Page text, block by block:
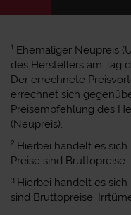
1 Ehemaliger Neupreis
des Herstellers am Tag
Der errechnete
errechnet sich
Preisempfehlung des
(Neupreis).
2 Hierbei handelt es
Preise sind
3 Hierbei handelt es
sind Bruttopreise.